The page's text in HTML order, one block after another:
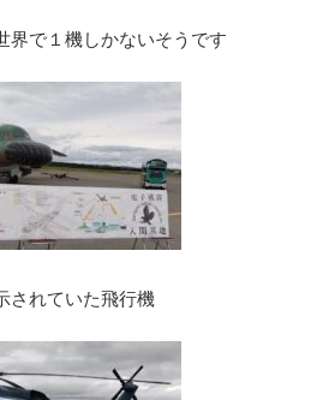
界で１機しかないそうです
されていた飛行機